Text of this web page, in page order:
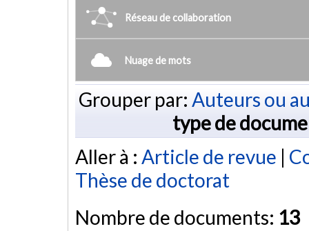
Réseau de collaboration
Nuage de mots
Grouper par: Auteurs ou
type de
Aller à : Article de revue |
Thèse de doctorat
Nombre de documents: 13